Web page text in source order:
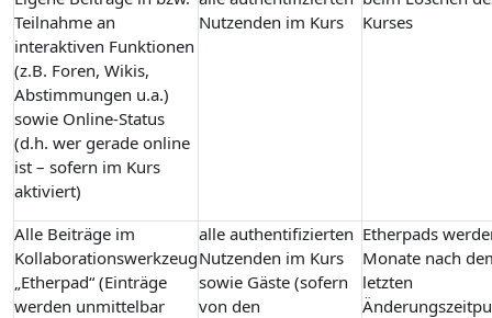
Teilnahme an
interaktiven Funktionen
(z.B. Foren, Wikis,
Abstimmungen u.a.)
sowie Online-Status
(d.h. wer gerade online
ist – sofern im Kurs
aktiviert)
Nutzenden im Kurs
Kurses
Alle Beiträge im
Kollaborationswerkzeug
„Etherpad“ (Einträge
werden unmittelbar
alle authentifizierten
Nutzenden im Kurs
sowie Gäste (sofern
von den
Etherpads
Monate nach
letzten